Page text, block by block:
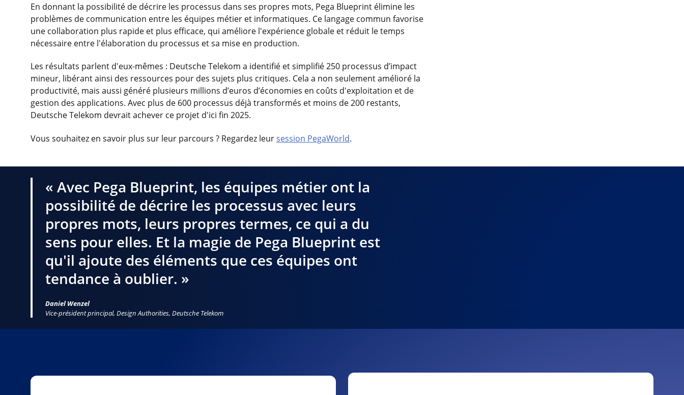
En donnant la possibilité de décrire les processus dans ses propres mots, Pega Blueprint élimine les
problèmes de communication entre les équipes métier et informatiques. Ce langage commun favorise
une collaboration plus rapide et plus efficace, qui améliore l'expérience globale et réduit le temps
nécessaire entre l'élaboration du processus et sa mise en production.
Les résultats parlent d'eux-mêmes : Deutsche Telekom a identifié et simplifié 250 processus d’impact
mineur, libérant ainsi des ressources pour des sujets plus critiques. Cela a non seulement amélioré la
productivité, mais aussi généré plusieurs millions d’euros d’économies en coûts d'exploitation et de
gestion des applications. Avec plus de 600 processus déjà transformés et moins de 200 restants,
Deutsche Telekom devrait achever ce projet d'ici fin 2025.
Vous souhaitez en savoir plus sur leur parcours ? Regardez leursession PegaWorld.
« Avec Pega Blueprint, les équipes métier ont la
possibilité de décrire les processus avec leurs
propres mots, leurs propres termes, ce qui a du
sens pour elles. Et la magie de Pega Blueprint est
qu'il ajoute des éléments que ces équipes ont
tendance à oublier. »
Daniel Wenzel
Vice-président principal, Design Authorities, Deutsche Telekom